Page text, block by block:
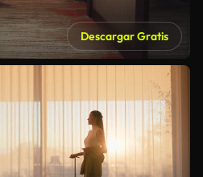
Descargar Gratis